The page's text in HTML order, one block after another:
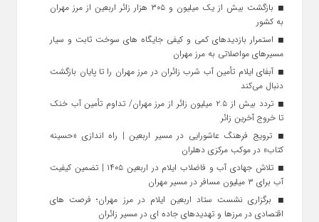
بازگشت بیش از یک میلیون و ۳۰۵ هزار زائر اربعین از مرز مهران
به کشور
استمرار بازدیدهای کمی و کیفی جایگاه‌ های سوخت ثابت و سیار
مسیرهای مواصلاتی به مرز مهران
آبفای ایلام تأمین آب شرب زائران در مرز مهران را تا پایان بازگشت
دنبال می‌کند
تردد بیش از ۲.۵ میلیون زائر از مرز مهران/ تداوم تأمین آب خنک
تا خروج آخرین زائر
ترویج فرهنگ عاشورایی در مسیر اربعین | راه‌ اندازی «حسینه
کتاب» در موکب مرکزی دهلران
تلاش جهادی آب و فاضلاب ایلام در اربعین ۱۴۰۵ | تضمین کیفیت
آب برای ۳ میلیون مسافر در مسیر مهران
برگزاری نشست ستاد اربعین ایلام در مرز مهران؛ فرصت‌ های
اقتصادی در مرزها و تهدیدهای جاده‌ ای در مسیر زائران